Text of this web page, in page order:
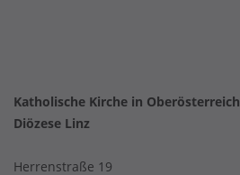
Katholische Kirche in Oberösterreich
Diözese Linz
Herrenstraße 19